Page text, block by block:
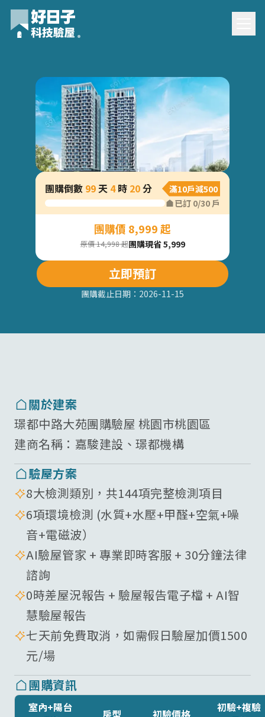
璟都中路大苑團購
驗屋
團購倒數 99天 4時 20分
滿10戶減500
已訂 0/30 戶
團購價 8,999 起
原價 14,998 起團購現省 5,999
立即預訂
團購截止日期： 2026-11-15
關於建案
璟都中路大苑團購驗屋 桃園市桃園區
建商名稱： 嘉駿建設、璟都機構
驗屋方案
8大檢測類別，共144項完整檢測項目
6項環境檢測 (水質+水壓+甲醛+空氣+噪
音+電磁波）
AI驗屋管家 + 專業即時客服 + 30分鐘法律
諮詢
0時差屋況報告 + 驗屋報告電子檔 + AI智
慧驗屋報告
七天前免費取消，如需假日驗屋加價1500
元/場
團購資訊
室內+陽台
房型 初驗價格
初驗+複驗